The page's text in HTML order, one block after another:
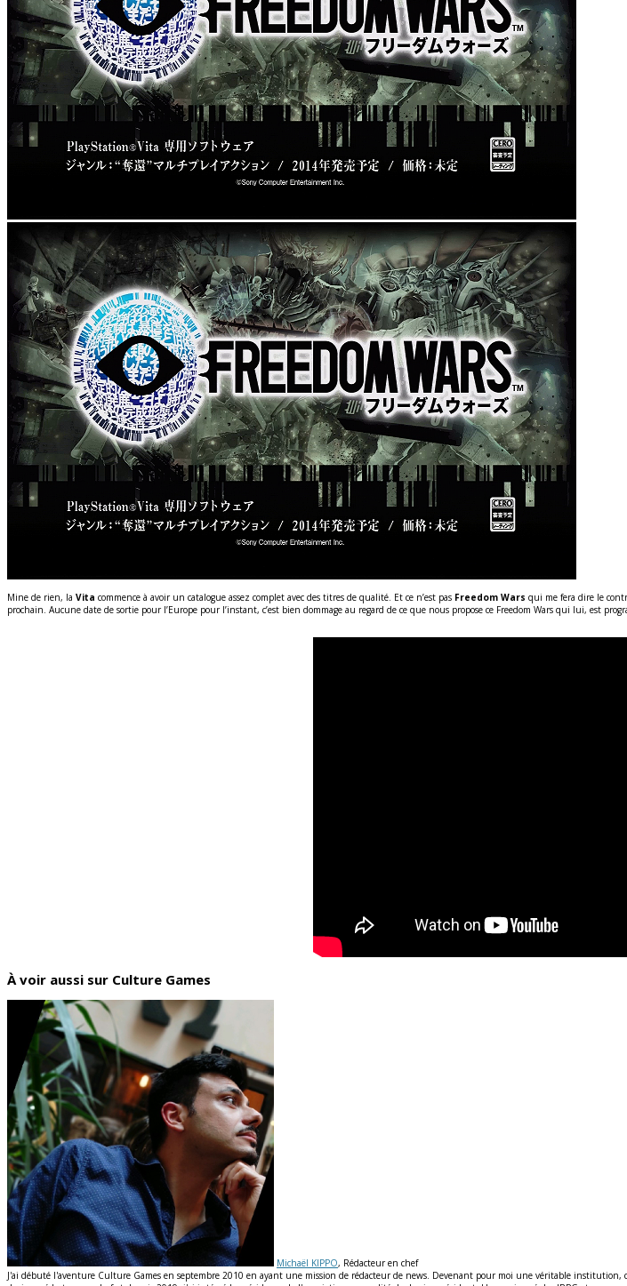
Mine de rien, la Vita commence à avoir un catalogue assez complet avec des titres de qualité. Et ce n’est pas Freedom Wars qui me fera dire le
prochain. Aucune date de sortie pour l’Europe pour l’instant, c’est bien dommage au regard de ce que nous propose ce Freedom Wars qui lui, est
À voir aussi sur Culture Games
Michaël KIPPO, Rédacteur en chef
J'ai débuté l'aventure Culture Games en septembre 2010 en ayant une mission de rédacteur de news. Devenant pour moi une véritable